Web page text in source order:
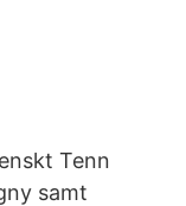
Tenn
samt